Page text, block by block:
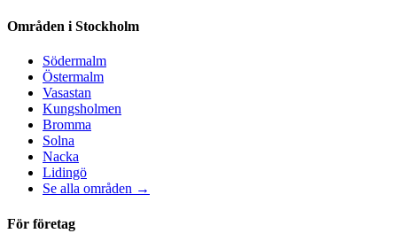
Områden i Stockholm
Södermalm
Östermalm
Vasastan
Kungsholmen
Bromma
Solna
Nacka
Lidingö
Se alla områden →
För företag